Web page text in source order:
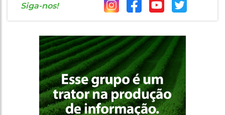
Siga-nos!